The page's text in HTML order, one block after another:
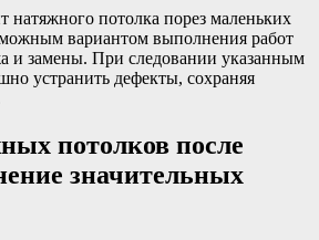
натяжного потолка порез маленьких
вариантом выполнения работ
и замены. При следовании указанным
устранить дефекты, сохраняя
потолков после
значительных